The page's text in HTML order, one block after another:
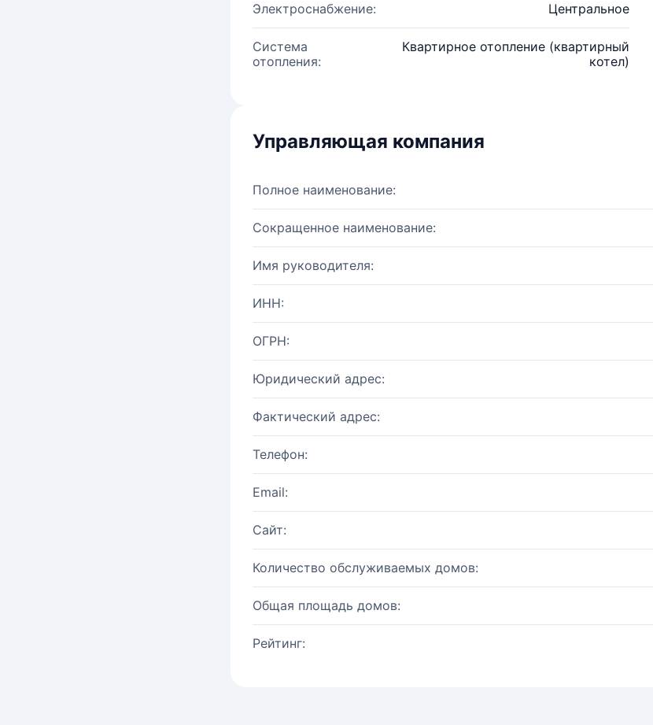
Электроснабжение: Центральное
Система
отопления:
Квартирное отопление (квартирный
котел)
Управляющая компания
Полное наименование:
Сокращенное наименование:
Имя руководителя:
ИНН:
ОГРН:
Юридический адрес:
Фактический адрес:
Телефон:
Email:
Сайт:
Количество обслуживаемых домов:
Общая площадь домов:
Рейтинг: